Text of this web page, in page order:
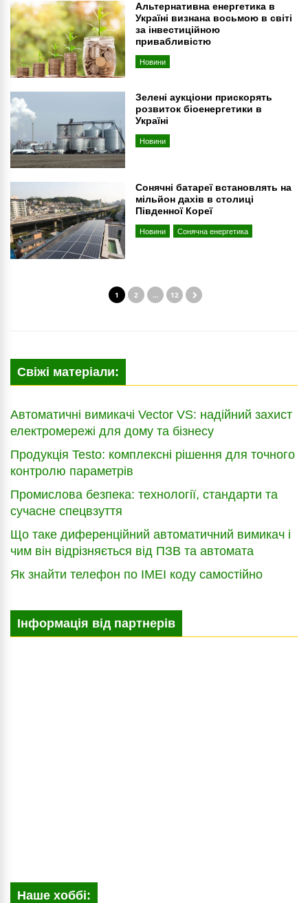
Альтернативна енергетика в
Україні визнана восьмою в світі
за інвестиційною
привабливістю
Новини
Зелені аукціони прискорять
розвиток біоенергетики в
Україні
Новини
Сонячні батареї встановлять на
мільйон дахів в столиці
Південної Кореї
Новини Сонячна енергетика
1 2 … 12
Свіжі матеріали:
Автоматичні вимикачі Vector VS: надійний захист
електромережі для дому та бізнесу
Продукція Testo: комплексні рішення для точного
контролю параметрів
Промислова безпека: технології, стандарти та
сучасне спецвзуття
Що таке диференційний автоматичний вимикач і
чим він відрізняється від ПЗВ та автомата
Як знайти телефон по IMEI коду самостійно
Інформація від партнерів
Наше хоббі: